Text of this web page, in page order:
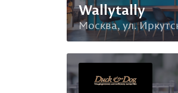
Wallytally
Москва, ул.